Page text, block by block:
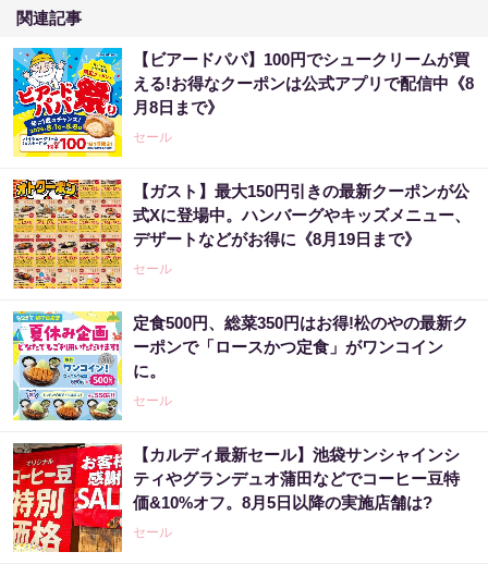
関連記事
【ビアードパパ】100円でシュークリームが買
える!お得なクーポンは公式アプリで配信中《8
月8日まで》
セール
【ガスト】最大150円引きの最新クーポンが公
式Xに登場中。ハンバーグやキッズメニュー、
デザートなどがお得に《8月19日まで》
セール
定食500円、総菜350円はお得!松のやの最新ク
ーポンで「ロースかつ定食」がワンコイン
に。
セール
【カルディ最新セール】池袋サンシャインシ
ティやグランデュオ蒲田などでコーヒー豆特
価&10%オフ。8月5日以降の実施店舗は?
セール